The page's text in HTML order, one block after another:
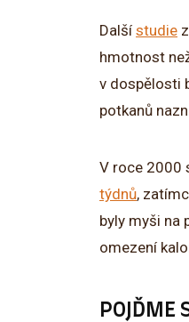
Další studie
hmotnost
v dospělosti
potkanů
V roce 2000
týdnů,
byly myši na
omezení
POJĎME